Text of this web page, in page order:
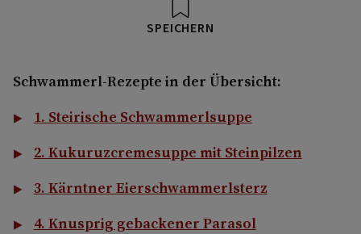
SPEICHERN
Schwammerl-Rezepte in der Übersicht:
1. Steirische Schwammerlsuppe
2. Kukuruzcremesuppe mit Steinpilzen
3. Kärntner Eierschwammerlsterz
4. Knusprig gebackener Parasol